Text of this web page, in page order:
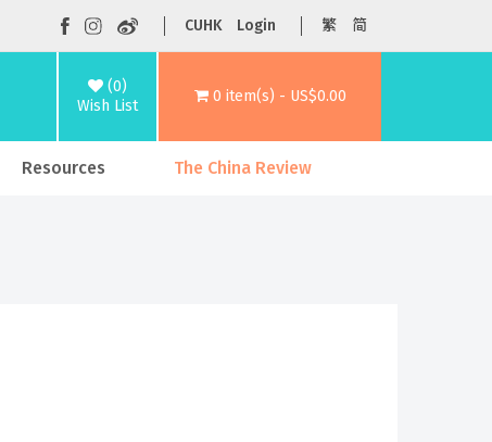
CUHK Login 繁 简
(0)
Wish List
0 item(s) - US$0.00
Resources The China Review